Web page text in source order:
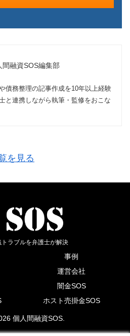
間融資SOS編集部
債務整理の記事作成を10年以上経験
と連携しながら執筆・監修をおこな
を見る
ラブルを弁護士が解決
事例
運営会社
闇金SOS
ホスト売掛金SOS
個人間融資SOS.